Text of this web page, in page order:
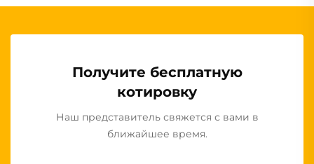
Получите бесплатную
котировку
Наш представитель свяжется с вами в
ближайшее время.